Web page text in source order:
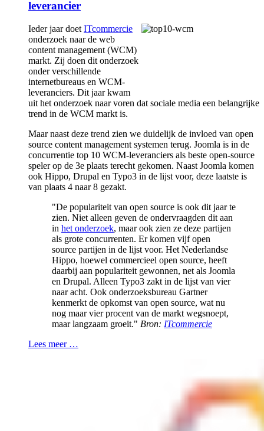
leverancier
Ieder jaar doet ITcommercie
onderzoek naar de web
content management (WCM)
markt. Zij doen dit onderzoek
onder verschillende
internetbureaus en WCM-
leveranciers. Dit jaar kwam
uit het onderzoek naar voren dat sociale media een belangrijke
trend in de WCM markt is.
Maar naast deze trend zien we duidelijk de invloed van open
source content management systemen terug. Joomla is in de
concurrentie top 10 WCM-leveranciers als beste open-source
speler op de 3e plaats terecht gekomen. Naast Joomla komen
ook Hippo, Drupal en Typo3 in de lijst voor, deze laatste is
van plaats 4 naar 8 gezakt.
"De populariteit van open source is ook dit jaar te
zien. Niet alleen geven de ondervraagden dit aan
in het onderzoek, maar ook zien ze deze partijen
als grote concurrenten. Er komen vijf open
source partijen in de lijst voor. Het Nederlandse
Hippo, hoewel commercieel open source, heeft
daarbij aan populariteit gewonnen, net als Joomla
en Drupal. Alleen Typo3 zakt in de lijst van vier
naar acht. Ook onderzoeksbureau Gartner
kenmerkt de opkomst van open source, wat nu
nog maar vier procent van de markt wegsnoept,
maar langzaam groeit." Bron: ITcommercie
Lees meer …